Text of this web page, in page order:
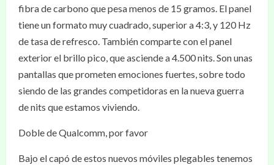
fibra de carbono que pesa menos de 15 gramos. El panel
tiene un formato muy cuadrado, superior a 4:3, y 120 Hz
de tasa de refresco. También comparte con el panel
exterior el brillo pico, que asciende a 4.500 nits. Son unas
pantallas que prometen emociones fuertes, sobre todo
siendo de las grandes competidoras en la nueva guerra
de nits que estamos viviendo.
Doble de Qualcomm, por favor
Bajo el capó de estos nuevos móviles plegables tenemos